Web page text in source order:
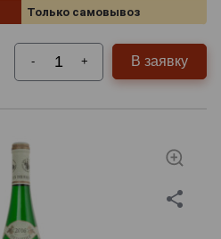
Только самовывоз
- + В заявку